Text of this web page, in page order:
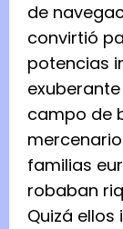
de
convirtió
potencias
campo de
familias
robaban
Quizá ellos